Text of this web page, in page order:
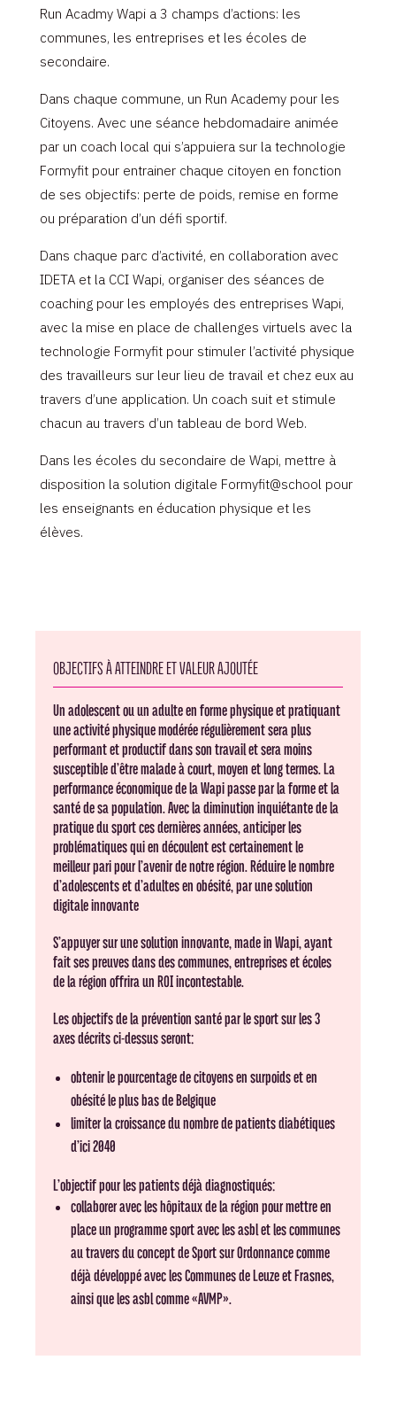
Run Acadmy Wapi a 3 champs d’actions: les
communes, les entreprises et les écoles de
secondaire.
Dans chaque commune, un Run Academy pour les
Citoyens. Avec une séance hebdomadaire animée
par un coach local qui s’appuiera sur la technologie
Formyfit pour entrainer chaque citoyen en fonction
de ses objectifs: perte de poids, remise en forme
ou préparation d’un défi sportif.
Dans chaque parc d’activité, en collaboration avec
IDETA et la CCI Wapi, organiser des séances de
coaching pour les employés des entreprises Wapi,
avec la mise en place de challenges virtuels avec la
technologie Formyfit pour stimuler l’activité physique
des travailleurs sur leur lieu de travail et chez eux au
travers d’une application. Un coach suit et stimule
chacun au travers d’un tableau de bord Web.
Dans les écoles du secondaire de Wapi, mettre à
disposition la solution digitale Formyfit@school pour
les enseignants en éducation physique et les
élèves.
OBJECTIFS À ATTEINDRE ET VALEUR AJOUTÉE
Un adolescent ou un adulte en forme physique et pratiquant
une activité physique modérée régulièrement sera plus
performant et productif dans son travail et sera moins
susceptible d’être malade à court, moyen et long termes. La
performance économique de la Wapi passe par la forme et la
santé de sa population. Avec la diminution inquiétante de la
pratique du sport ces dernières années, anticiper les
problématiques qui en découlent est certainement le
meilleur pari pour l’avenir de notre région. Réduire le nombre
d’adolescents et d’adultes en obésité, par une solution
digitale innovante
S’appuyer sur une solution innovante, made in Wapi, ayant
fait ses preuves dans des communes, entreprises et écoles
de la région offrira un ROI incontestable.
Les objectifs de la prévention santé par le sport sur les 3
axes décrits ci-dessus seront:
obtenir le pourcentage de citoyens en surpoids et en
obésité le plus bas de Belgique
limiter la croissance du nombre de patients diabétiques
d’ici 2040
L’objectif pour les patients déjà diagnostiqués:
collaborer avec les hôpitaux de la région pour mettre en
place un programme sport avec les asbl et les communes
au travers du concept de Sport sur Ordonnance comme
déjà développé avec les Communes de Leuze et Frasnes,
ainsi que les asbl comme «AVMP».